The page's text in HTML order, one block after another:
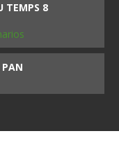
TEMPS 8
PAN